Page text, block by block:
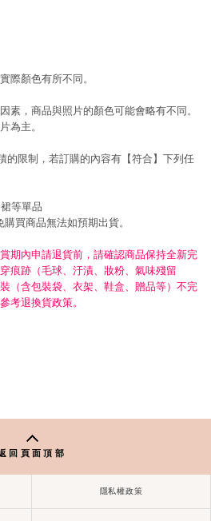
際顏色有所不同。
素，商品與照片的顏色可能會略有不同。
為主。
的限制，若訂購的內容有【符合】下列任
等單品
買商品無法如預期出貨。
期內申請退貨前，請確認商品保持全新完
痕跡（毛球、汙漬、妝粉、氣味殘留
（含包裝袋、衣架、鞋盒、贈品等）不完
考退換貨政策。
回頁面頂部
隱私權政策